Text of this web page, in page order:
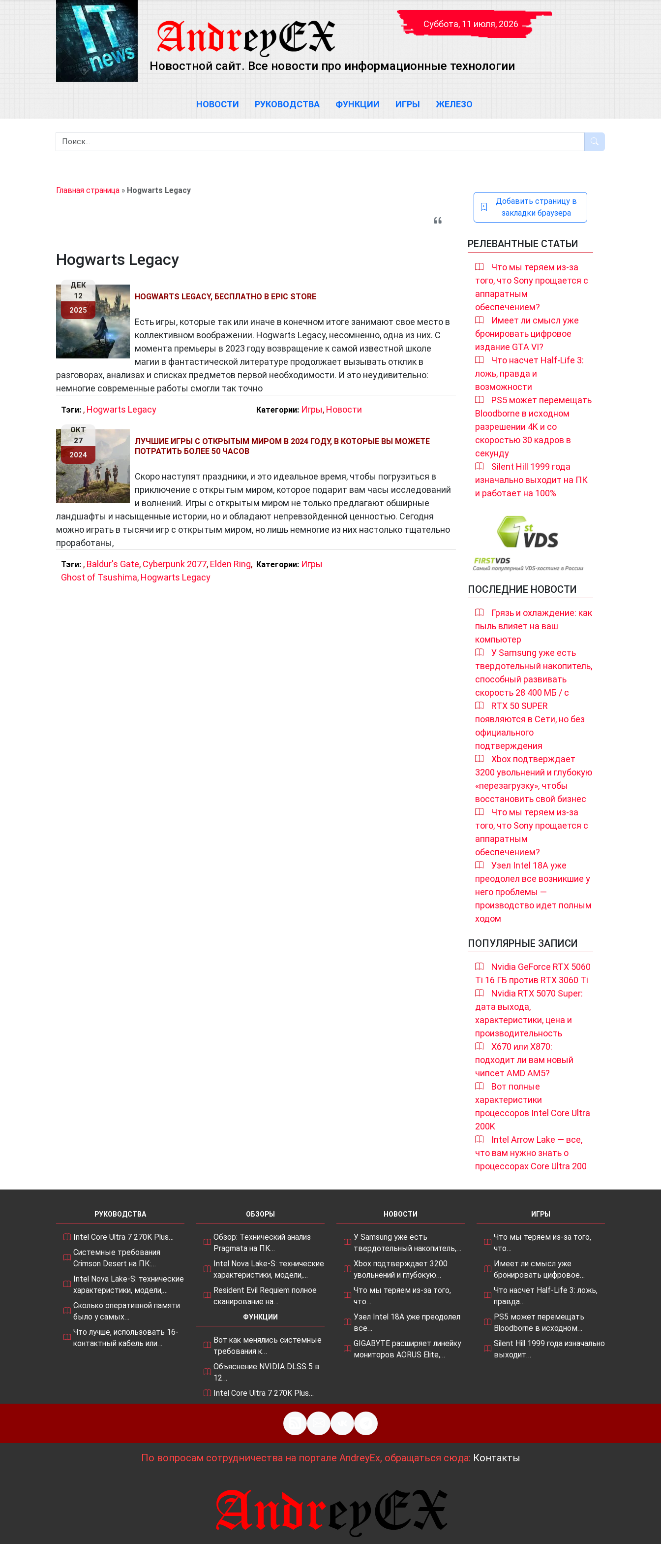
Суббота, 11 июля, 2026
Новостной сайт. Все новости про информационные технологии
НОВОСТИ РУКОВОДСТВА ФУНКЦИИ ИГРЫ ЖЕЛЕЗО
Главная страница » Hogwarts Legacy
Hogwarts Legacy
ДЕК
12
2025
HOGWARTS LEGACY, БЕСПЛАТНО В EPIC STORE
Есть игры, которые так или иначе в конечном итоге занимают свое место в
коллективном воображении. Hogwarts Legacy, несомненно, одна из них. С
момента премьеры в 2023 году возвращение к самой известной школе
магии в фантастической литературе продолжает вызывать отклик в
разговорах, анализах и списках предметов первой необходимости. И это неудивительно:
немногие современные работы смогли так точно
Тэги: , Hogwarts Legacy Категории: Игры, Новости
ОКТ
27
2024
ЛУЧШИЕ ИГРЫ С ОТКРЫТЫМ МИРОМ В 2024 ГОДУ, В КОТОРЫЕ ВЫ МОЖЕТЕ
ПОТРАТИТЬ БОЛЕЕ 50 ЧАСОВ
Скоро наступят праздники, и это идеальное время, чтобы погрузиться в
приключение с открытым миром, которое подарит вам часы исследований
и волнений. Игры с открытым миром не только предлагают обширные
ландшафты и насыщенные истории, но и обладают непревзойденной ценностью. Сегодня
можно играть в тысячи игр с открытым миром, но лишь немногие из них настолько тщательно
проработаны,
Тэги: , Baldur's Gate, Cyberpunk 2077, Elden Ring,
Ghost of Tsushima, Hogwarts Legacy
Категории: Игры
Добавить страницу в
закладки браузера
РЕЛЕВАНТНЫЕ СТАТЬИ
Что мы теряем из-за
того, что Sony прощается с
аппаратным
обеспечением?
Имеет ли смысл уже
бронировать цифровое
издание GTA VI?
Что насчет Half-Life 3:
ложь, правда и
возможности
PS5 может перемещать
Bloodborne в исходном
разрешении 4K и со
скоростью 30 кадров в
секунду
Silent Hill 1999 года
изначально выходит на ПК
и работает на 100%
ПОСЛЕДНИЕ НОВОСТИ
Грязь и охлаждение: как
пыль влияет на ваш
компьютер
У Samsung уже есть
твердотельный накопитель,
способный развивать
скорость 28 400 МБ / с
RTX 50 SUPER
появляются в Сети, но без
официального
подтверждения
Xbox подтверждает
3200 увольнений и глубокую
«перезагрузку», чтобы
восстановить свой бизнес
Что мы теряем из-за
того, что Sony прощается с
аппаратным
обеспечением?
Узел Intel 18A уже
преодолел все возникшие у
него проблемы —
производство идет полным
ходом
ПОПУЛЯРНЫЕ ЗАПИСИ
Nvidia GeForce RTX 5060
Ti 16 ГБ против RTX 3060 Ti
Nvidia RTX 5070 Super:
дата выхода,
характеристики, цена и
производительность
X670 или X870:
подходит ли вам новый
чипсет AMD AM5?
Вот полные
характеристики
процессоров Intel Core Ultra
200K
Intel Arrow Lake — все,
что вам нужно знать о
процессорах Core Ultra 200
РУКОВОДСТВА
Intel Core Ultra 7 270K Plus…
Системные требования
Crimson Desert на ПК:…
Intel Nova Lake-S: технические
характеристики, модели,…
Сколько оперативной памяти
было у самых…
Что лучше, использовать 16-
контактный кабель или…
ОБЗОРЫ
Обзор: Технический анализ
Pragmata на ПК…
Intel Nova Lake-S: технические
характеристики, модели,…
Resident Evil Requiem полное
сканирование на…
ФУНКЦИИ
Вот как менялись системные
требования к…
Объяснение NVIDIA DLSS 5 в
12…
Intel Core Ultra 7 270K Plus…
НОВОСТИ
У Samsung уже есть
твердотельный накопитель,…
Xbox подтверждает 3200
увольнений и глубокую…
Что мы теряем из-за того,
что…
Узел Intel 18A уже преодолел
все…
GIGABYTE расширяет линейку
мониторов AORUS Elite,…
ИГРЫ
Что мы теряем из-за того,
что…
Имеет ли смысл уже
бронировать цифровое…
Что насчет Half-Life 3: ложь,
правда…
PS5 может перемещать
Bloodborne в исходном…
Silent Hill 1999 года изначально
выходит…
По вопросам сотрудничества на портале AndreyEx, обращаться сюда: Контакты